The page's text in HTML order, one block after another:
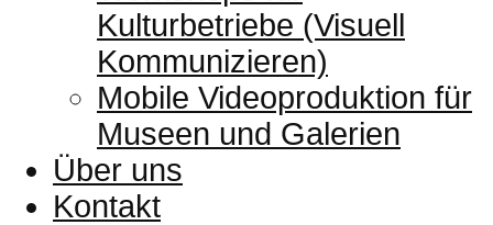
Kulturbetriebe (Visuell
Kommunizieren)
Mobile Videoproduktion für
Museen und Galerien
Über uns
Kontakt